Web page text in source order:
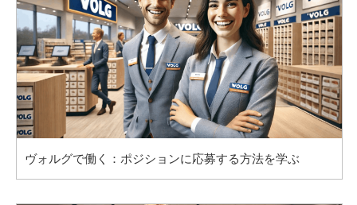
ヴォルグで働く：ポジションに応募する方法を学ぶ